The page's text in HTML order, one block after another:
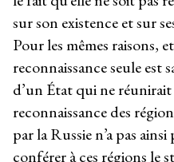
sur son existence et sur
Pour les mêmes raisons,
reconnaissance seule est
d’un État qui ne
reconnaissance des
par la Russie n’a pas
conférer à ces régions le